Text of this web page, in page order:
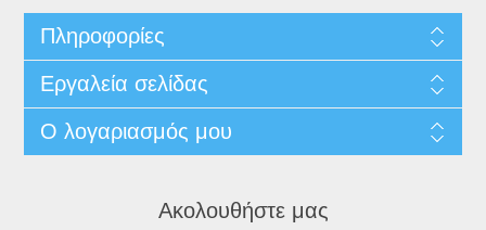
Πληροφορίες
Εργαλεία σελίδας
Ο λογαριασμός μου
Ακολουθήστε μας